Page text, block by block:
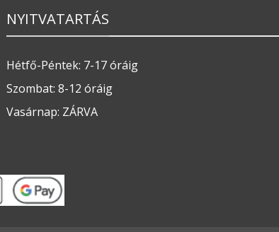
NYITVATARTÁS
Hétfő-Péntek: 7-17 óráig
Szombat: 8-12 óráig
Vasárnap: ZÁRVA